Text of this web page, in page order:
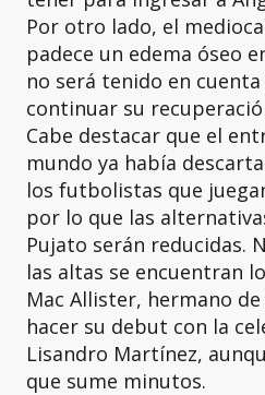
Por otro lado, el
padece un edema óseo
no será tenido en
continuar su
Cabe destacar que el
mundo ya había
los futbolistas que
por lo que las
Pujato serán reducidas.
las altas se encuentran
Mac Allister, hermano
hacer su debut con la
Lisandro Martínez,
que sume minutos.